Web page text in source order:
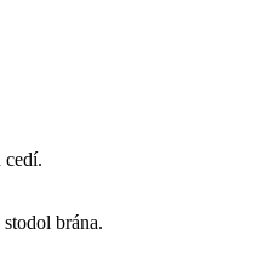
cedí.
brána.